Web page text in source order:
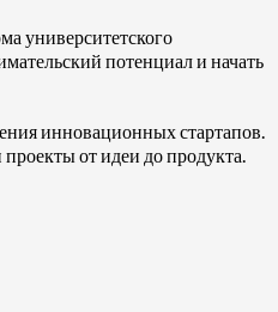
университетского
потенциал и начать
инновационных стартапов.
от идеи до продукта.